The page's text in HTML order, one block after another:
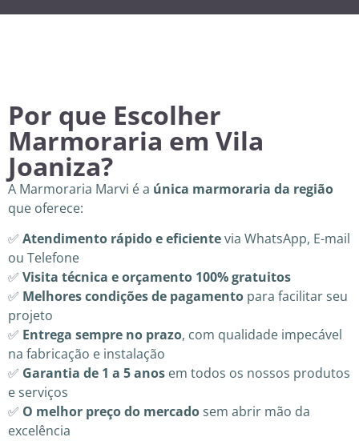
Por que Escolher
Marmoraria em Vila
Joaniza?
A Marmoraria Marvi é a única marmoraria da região
que oferece:
✅ Atendimento rápido e eficientevia WhatsApp, E-mail
ou Telefone
✅ Visita técnica e orçamento 100% gratuitos
✅ Melhores condições de pagamento para facilitar seu
projeto
✅ Entrega sempre no prazo, com qualidade impecável
na fabricação e instalação
✅ Garantia de 1 a 5 anos em todos os nossos produtos
e serviços
✅ O melhor preço do mercadosem abrir mão da
excelência